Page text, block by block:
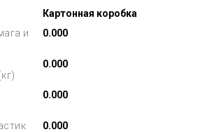
Картонная коробка
и
0.000
0.000
0.000
0.000